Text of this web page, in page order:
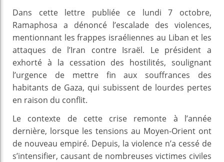
Dans cette lettre publiée ce lundi 7 octobre,
Ramaphosa a dénoncé l’escalade des violences,
mentionnant les frappes israéliennes au Liban et les
attaques de l’Iran contre Israël. Le président a
exhorté à la cessation des hostilités, soulignant
l’urgence de mettre fin aux souffrances des
habitants de Gaza, qui subissent de lourdes pertes
en raison du conflit.
Le contexte de cette crise remonte à l’année
dernière, lorsque les tensions au Moyen-Orient ont
de nouveau empiré. Depuis, la violence n’a cessé de
s’intensifier, causant de nombreuses victimes civiles